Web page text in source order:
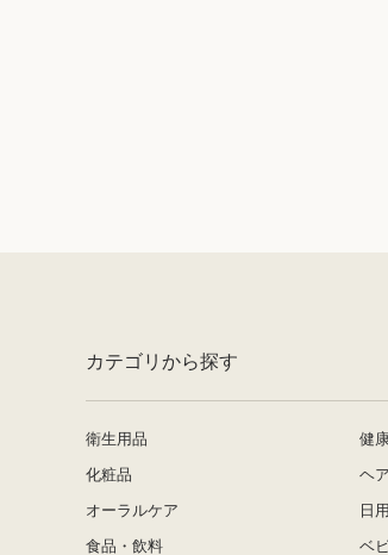
カテゴリから探す
衛生用品
健
化粧品
ヘ
オーラルケア
日
食品・飲料
ベ